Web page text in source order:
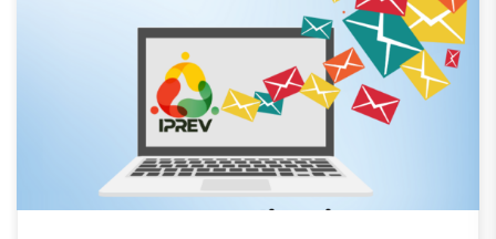
O IPREV informa que alguns pensionistas receberam, nesta
última semana, um e-mail com o assunto: “CONCESSÃO
DE BENEFÍCIO – REGRA MIGRAÇÃO – PENSÃO POR MORTE –
SEM PARIDADE”. Esclarecemos que este envio ocorreu
durante uma etapa de testes da migração para um novo
sistema de gestão previdenciária. Por esse motivo, […]